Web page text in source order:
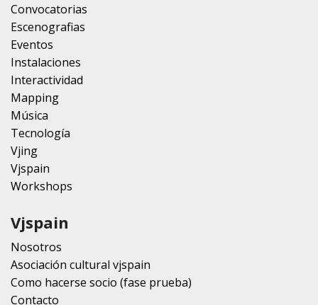
Convocatorias
Escenografias
Eventos
Instalaciones
Interactividad
Mapping
Música
Tecnología
Vjing
Vjspain
Workshops
Vjspain
Nosotros
Asociación cultural vjspain
Como hacerse socio (fase prueba)
Contacto